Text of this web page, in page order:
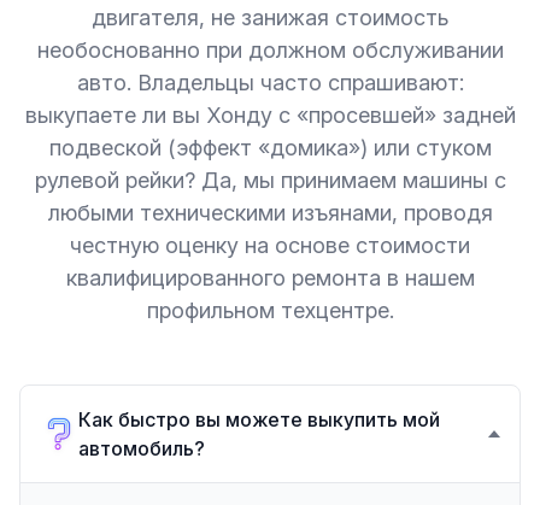
двигателя, не занижая стоимость
необоснованно при должном обслуживании
авто. Владельцы часто спрашивают:
выкупаете ли вы Хонду с «просевшей» задней
подвеской (эффект «домика») или стуком
рулевой рейки? Да, мы принимаем машины с
любыми техническими изъянами, проводя
честную оценку на основе стоимости
квалифицированного ремонта в нашем
профильном техцентре.
Как быстро вы можете выкупить мой
автомобиль?